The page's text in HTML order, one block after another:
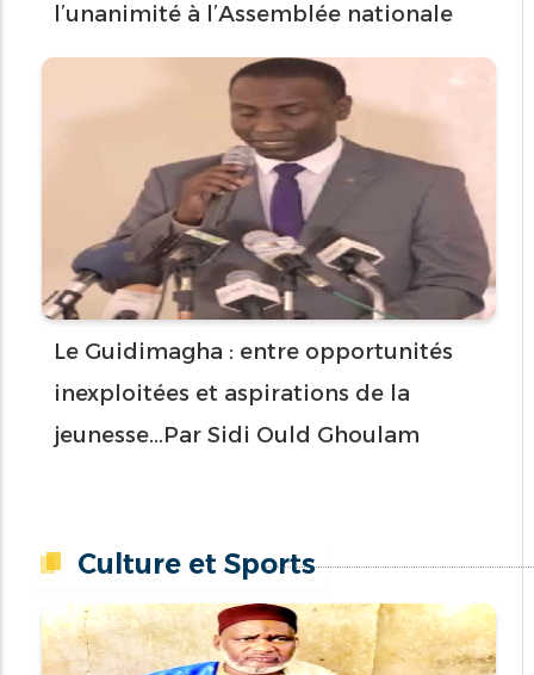
l’unanimité à l’Assemblée nationale
Le Guidimagha : entre opportunités
inexploitées et aspirations de la
jeunesse...Par Sidi Ould Ghoulam
Culture et Sports